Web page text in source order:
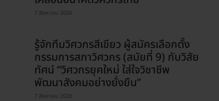
7 สิงหาคม 2026
รู้จักทีมวิศวกรสีเขียว ผู้สมัครเลือกตั้ง
กรรมการสภาวิศวกร (สมัยที่ 9) กับวิสัย
ทัศน์ “วิศวกรยุคใหม่ ใส่ใจวิชาชีพ
พัฒนาสังคมอย่างยั่งยืน”
7 สิงหาคม 2026